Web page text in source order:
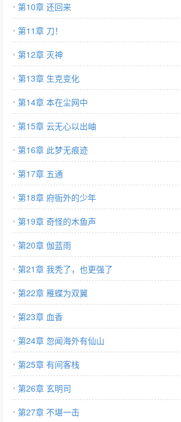
第10章 还回来
第11章 刀！
第12章 灭神
第13章 生克变化
第14章 本在尘网中
第15章 云无心以出岫
第16章 此梦无痕迹
第17章 五通
第18章 府衙外的少年
第19章 奇怪的木鱼声
第20章 伽蓝雨
第21章 我秃了，也更强了
第22章 雁蝶为双翼
第23章 血香
第24章 忽闻海外有仙山
第25章 有间客栈
第26章 玄明司
第27章 不堪一击